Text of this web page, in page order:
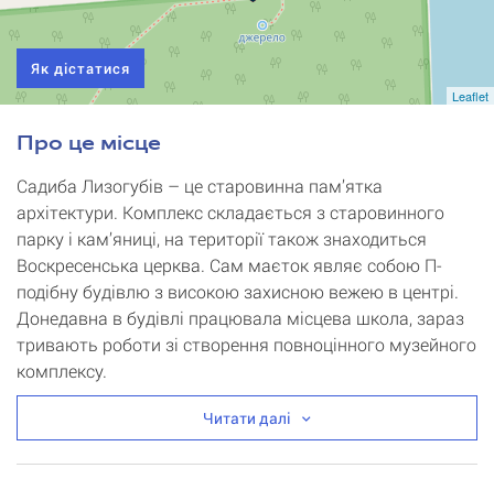
Leaflet
Як дістатися
Про це місце
Садиба Лизогубів – це старовинна пам’ятка
архітектури. Комплекс складається з старовинного
парку і кам’яниці, на території також знаходиться
Воскресенська церква. Сам маєток являє собою П-
подібну будівлю з високою захисною вежею в центрі.
Донедавна в будівлі працювала місцева школа, зараз
тривають роботи зі створення повноцінного музейного
комплексу.
Читати далі